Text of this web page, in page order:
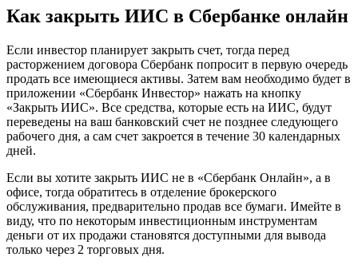
Как закрыть ИИС в Сбербанке онлайн
Если инвестор планирует закрыть счет, тогда перед
расторжением договора Сбербанк попросит в первую очередь
продать все имеющиеся активы. Затем вам необходимо будет в
приложении «Сбербанк Инвестор» нажать на кнопку
«Закрыть ИИС». Все средства, которые есть на ИИС, будут
переведены на ваш банковский счет не позднее следующего
рабочего дня, а сам счет закроется в течение 30 календарных
дней.
Если вы хотите закрыть ИИС не в «Сбербанк Онлайн», а в
офисе, тогда обратитесь в отделение брокерского
обслуживания, предварительно продав все бумаги. Имейте в
виду, что по некоторым инвестиционным инструментам
деньги от их продажи становятся доступными для вывода
только через 2 торговых дня.